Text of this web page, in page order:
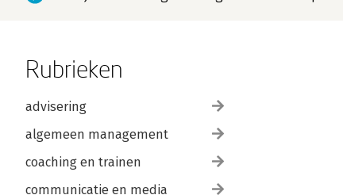
Rubrieken
advisering
algemeen management
coaching en trainen
communicatie en media